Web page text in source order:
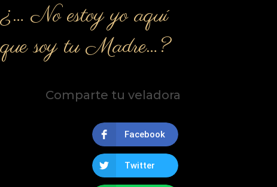
¿… No estoy yo aquí
que soy tu Madre…?
Comparte tu veladora
Facebook
Twitter